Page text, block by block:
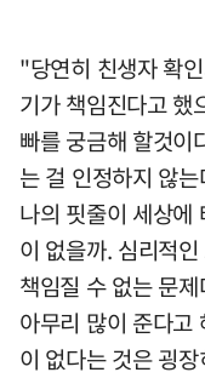
"당연히 친생자 확
기가 책임진다고 했
빠를 궁금해 할것이
는 걸 인정하지 않
나의 핏줄이 세상에
이 없을까. 심리적
책임질 수 없는 문
아무리 많이 준다고
이 없다는 것은 굉